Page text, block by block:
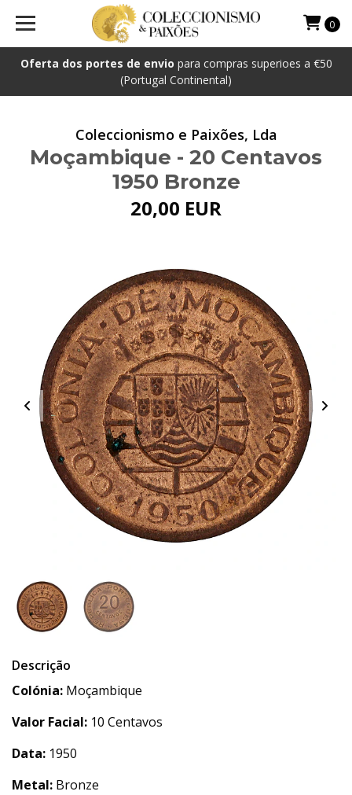
Oferta dos portes de envio para compras superioes a €50
(Portugal Continental)
0
Coleccionismo e Paixões, Lda
Moçambique - 20 Centavos
1950 Bronze
20,00 EUR
Descrição
Colónia: Moçambique
Valor Facial: 10 Centavos
Data: 1950
Metal: Bronze